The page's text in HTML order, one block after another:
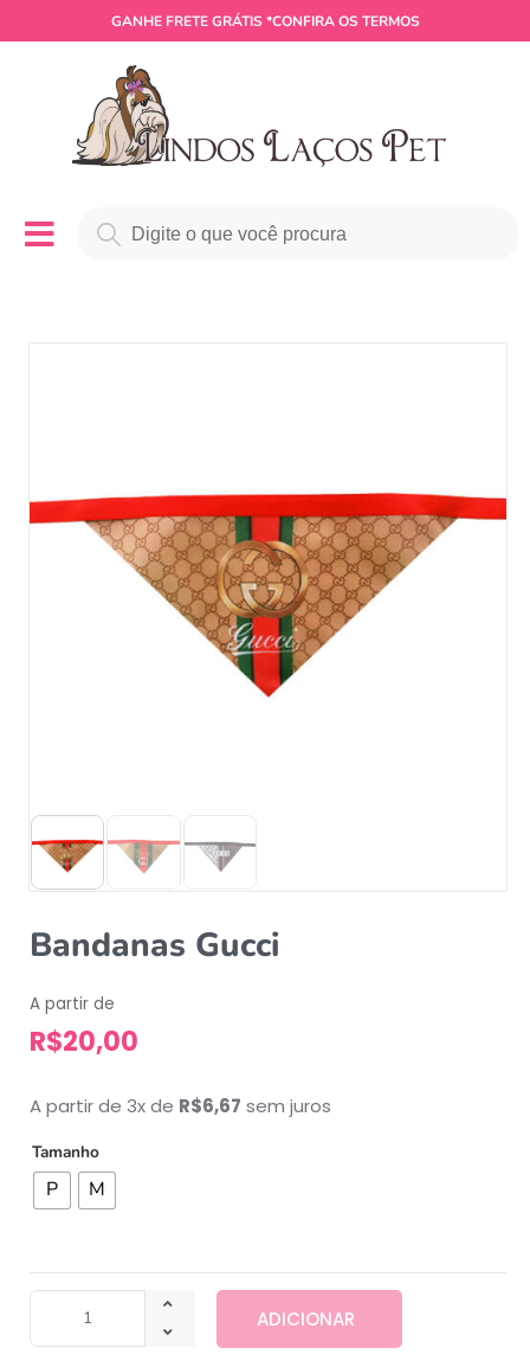
GANHE FRETE GRÁTIS *CONFIRA OS TERMOS
Bandanas Gucci
A partir de
R$20,00
A partir de 3x de R$6,67 sem juros
Tamanho
P M
ADICIONAR